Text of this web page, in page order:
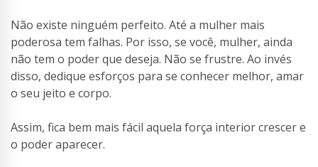
Não existe ninguém perfeito. Até a mulher mais
poderosa tem falhas. Por isso, se você, mulher, ainda
não tem o poder que deseja. Não se frustre. Ao invés
disso, dedique esforços para se conhecer melhor, amar
o seu jeito e corpo.
Assim, fica bem mais fácil aquela força interior crescer e
o poder aparecer.